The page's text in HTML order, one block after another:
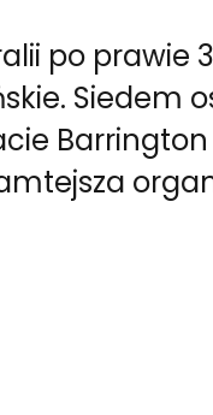
po prawie
Siedem
Barrington